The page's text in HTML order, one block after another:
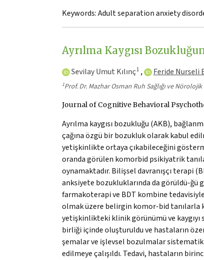
Keywords:Adult separation anxiety
Ayrılma Kaygısı
Sevilay Umut Kılınç1 , Feride Nurseli
1Prof. Dr. Mazhar Osman Ruh Sağlığı ve
Journal of Cognitive Behavioral
Ayrılma kaygısı bozukluğu (AKB),
çağına özgü bir bozukluk olarak kabul
yetişkinlikte ortaya çıkabileceğini
oranda görülen komorbid psikiyatrik
oynamaktadır. Bilişsel davranışçı terapi
anksiyete bozukluklarında da görüldü-ğü
farmakoterapi ve BDT kombine
olmak üzere belirgin komor-bid tanılarla
yetişkinlikteki klinik görünümü ve
birliği içinde oluşturuldu ve hastaların
şemalar ve işlevsel bozulmalar
edilmeye çalışıldı. Tedavi, hastaların